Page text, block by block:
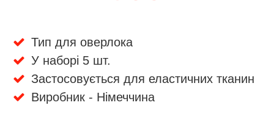
Тип для оверлока
У наборі 5 шт.
Застосовується для еластичних тканин
Виробник - Німеччина